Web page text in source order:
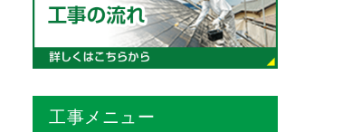
工事メニュー